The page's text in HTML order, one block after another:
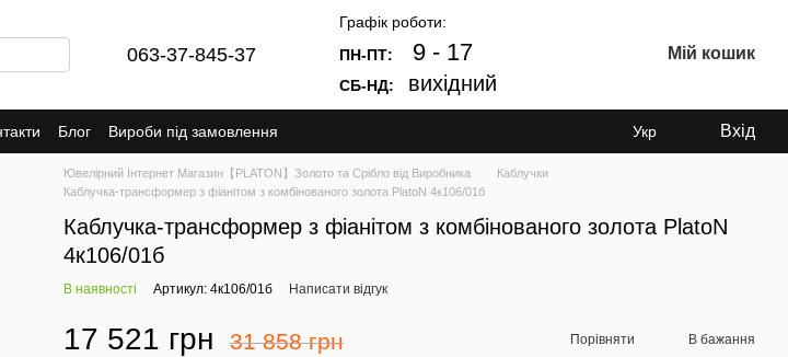
063-37-845-37
Графік роботи:
ПН-ПТ:
9 - 17
СБ-НД: вихідний
Мій кошик
Блог Вироби під замовлення Укр Вхід
Ювелірний Інтернет Магазин【PLATON】Золото та Срібло від Виробника
Каблучки
Каблучка-трансформер з фіанітом з комбінованого золота PlatoN 4к106/01б
Каблучка-трансформер з фіанітом з комбінованого золота PlatoN
4к106/01б
В наявності Артикул: 4к106/01б Написати відгук
17 521 грн 31 858 грн Порівняти В бажання